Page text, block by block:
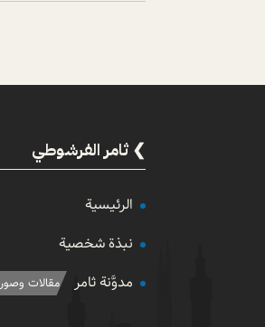
ثامر الفرشوطي
الرئيسية
نبذة شخصية
مدوَّنة ثامر
مقالات وصور